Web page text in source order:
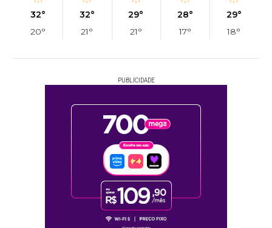
32°
20°
32°
21°
29°
21°
28°
17°
29°
18°
PUBLICIDADE